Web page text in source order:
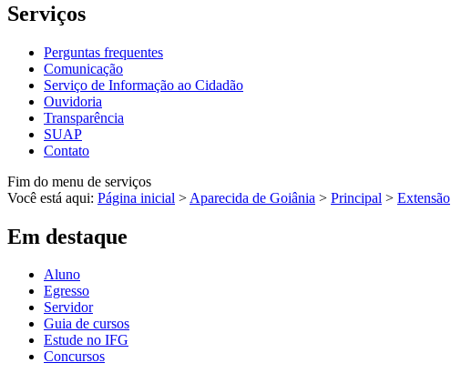
Serviços
Perguntas frequentes
Comunicação
Serviço de Informação ao Cidadão
Ouvidoria
Transparência
SUAP
Contato
Fim do menu de serviços
Você está aqui: Página inicial > Aparecida de Goiânia > Principal > Extensão
Em destaque
Aluno
Egresso
Servidor
Guia de cursos
Estude no IFG
Concursos